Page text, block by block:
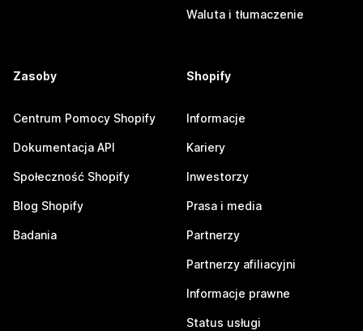
Waluta i tłumaczenie
Zasoby
Centrum Pomocy Shopify
Dokumentacja API
Społeczność Shopify
Blog Shopify
Badania
Shopify
Informacje
Kariery
Inwestorzy
Prasa i media
Partnerzy
Partnerzy afiliacyjni
Informacje prawne
Status usługi